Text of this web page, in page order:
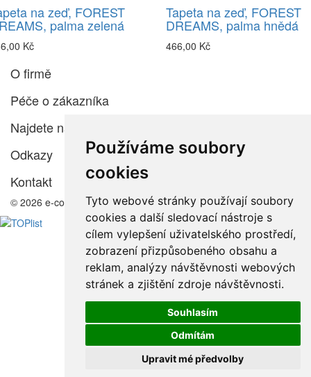
Používáme soubory
cookies
Tyto webové stránky používají soubory
cookies a další sledovací nástroje s
cílem vylepšení uživatelského prostředí,
zobrazení přizpůsobeného obsahu a
reklam, analýzy návštěvnosti webových
stránek a zjištění zdroje návštěvnosti.
Souhlasím
Odmítám
Upravit mé předvolby
na zeď, FOREST
palma zelená
Kč
Tapeta na zeď, FOREST
DREAMS, palma hnědá
466,00 Kč
O firmě
Péče o zákazníka
Najdete nás
Odkazy
Kontakt
© 2026 e-color.cz